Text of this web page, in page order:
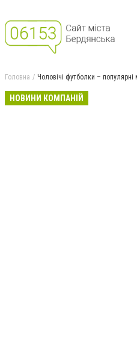
Головна Чоловічі футболки –
НОВИНИ КОМПАНІЙ